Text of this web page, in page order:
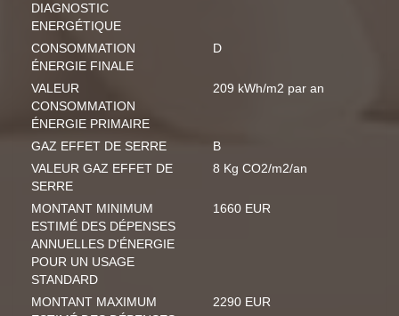
DIAGNOSTIC
ENERGÉTIQUE
CONSOMMATION
ÉNERGIE FINALE
D
VALEUR
CONSOMMATION
ÉNERGIE PRIMAIRE
209 kWh/m2 par an
GAZ EFFET DE SERRE
B
VALEUR GAZ EFFET DE
SERRE
8 Kg CO2/m2/an
MONTANT MINIMUM
ESTIMÉ DES DÉPENSES
ANNUELLES D'ÉNERGIE
POUR UN USAGE
STANDARD
1660 EUR
MONTANT MAXIMUM
2290 EUR